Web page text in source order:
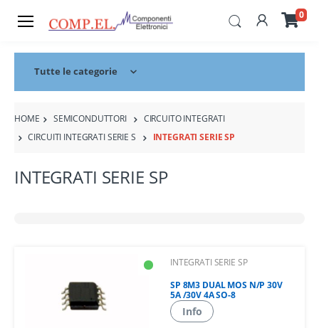
0
Tutte le categorie
HOME SEMICONDUTTORI
CIRCUITO INTEGRATI
CIRCUITI INTEGRATI SERIE S
INTEGRATI SERIE SP
INTEGRATI SERIE SP
INTEGRATI SERIE SP
SP 8M3 DUAL MOS N/P 30V
5A /30V 4A SO-8
Info